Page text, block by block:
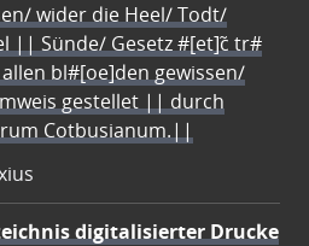
wider die Heel/ Todt/
|| Sünde/ Gesetz #[et]c̃ tr#
bl#[oe]den gewissen/
gestellet || durch
Cotbusianum.||
digitalisierter Drucke